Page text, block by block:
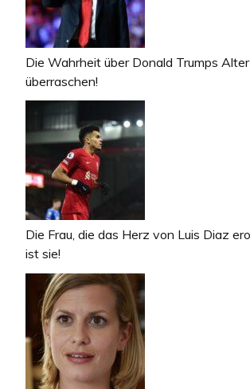
Die Wahrheit über Donald Trumps
überraschen!
Die Frau, die das Herz von Luis Diaz
ist sie!